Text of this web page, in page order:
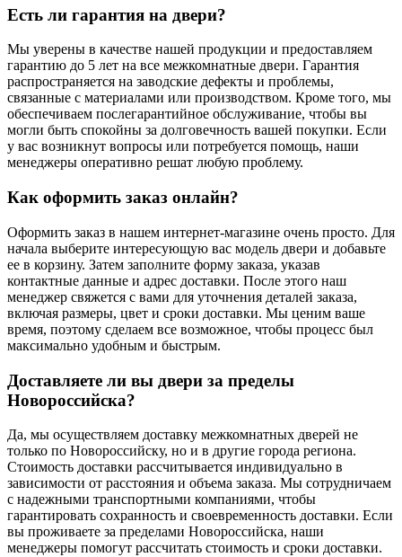
Есть ли гарантия на двери?
Мы уверены в качестве нашей продукции и предоставляем
гарантию до 5 лет на все межкомнатные двери. Гарантия
распространяется на заводские дефекты и проблемы,
связанные с материалами или производством. Кроме того, мы
обеспечиваем послегарантийное обслуживание, чтобы вы
могли быть спокойны за долговечность вашей покупки. Если
у вас возникнут вопросы или потребуется помощь, наши
менеджеры оперативно решат любую проблему.
Как оформить заказ онлайн?
Оформить заказ в нашем интернет-магазине очень просто. Для
начала выберите интересующую вас модель двери и добавьте
ее в корзину. Затем заполните форму заказа, указав
контактные данные и адрес доставки. После этого наш
менеджер свяжется с вами для уточнения деталей заказа,
включая размеры, цвет и сроки доставки. Мы ценим ваше
время, поэтому сделаем все возможное, чтобы процесс был
максимально удобным и быстрым.
Доставляете ли вы двери за пределы
Новороссийска?
Да, мы осуществляем доставку межкомнатных дверей не
только по Новороссийску, но и в другие города региона.
Стоимость доставки рассчитывается индивидуально в
зависимости от расстояния и объема заказа. Мы сотрудничаем
с надежными транспортными компаниями, чтобы
гарантировать сохранность и своевременность доставки. Если
вы проживаете за пределами Новороссийска, наши
менеджеры помогут рассчитать стоимость и сроки доставки.